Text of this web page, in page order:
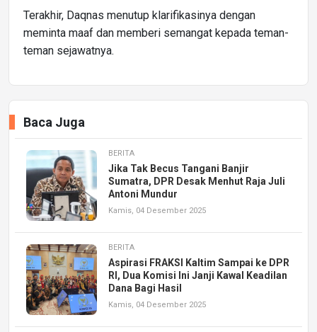
Terakhir, Daqnas menutup klarifikasinya dengan
meminta maaf dan memberi semangat kepada teman-
teman sejawatnya.
Baca Juga
BERITA
Jika Tak Becus Tangani Banjir
Sumatra, DPR Desak Menhut Raja Juli
Antoni Mundur
Kamis, 04 Desember 2025
BERITA
Aspirasi FRAKSI Kaltim Sampai ke DPR
RI, Dua Komisi Ini Janji Kawal Keadilan
Dana Bagi Hasil
Kamis, 04 Desember 2025